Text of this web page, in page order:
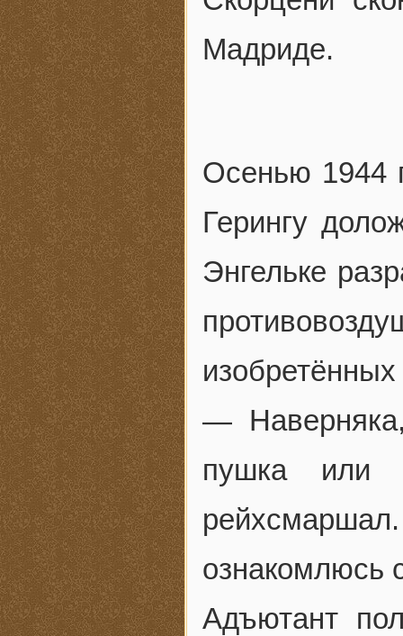
Мадриде.
Осенью 1944
Герингу
Энгельке
—
пушка или
ознакомлюсь
Адъютант